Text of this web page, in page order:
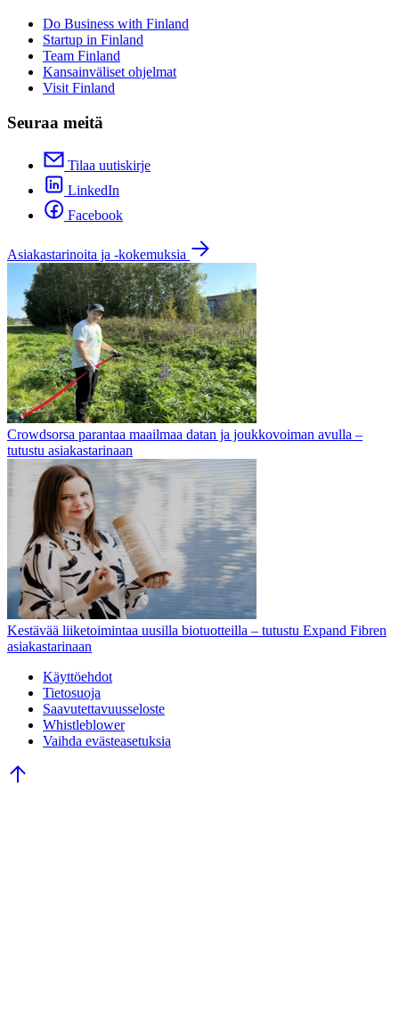
Do Business with Finland
Startup in Finland
Team Finland
Kansainväliset ohjelmat
Visit Finland
Seuraa meitä
Tilaa uutiskirje
LinkedIn
Facebook
Asiakastarinoita ja -kokemuksia
Crowdsorsa parantaa maailmaa datan ja joukkovoiman avulla –
tutustu asiakastarinaan
Kestävää liiketoimintaa uusilla biotuotteilla – tutustu Expand Fibren
asiakastarinaan
Käyttöehdot
Tietosuoja
Saavutettavuusseloste
Whistleblower
Vaihda evästeasetuksia